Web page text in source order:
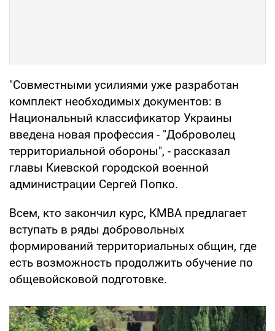
"Совместными усилиями уже разработан
комплект необходимых документов: в
Национальный классификатор Украины
введена новая профессия - "Доброволец
территориальной обороны", - рассказал
главы Киевской городской военной
администрации Сергей Попко.
Всем, кто закончил курс, КМВА предлагает
вступать в ряды добровольных
формирований территориальных общин, где
есть возможность продолжить обучение по
общевойсковой подготовке.